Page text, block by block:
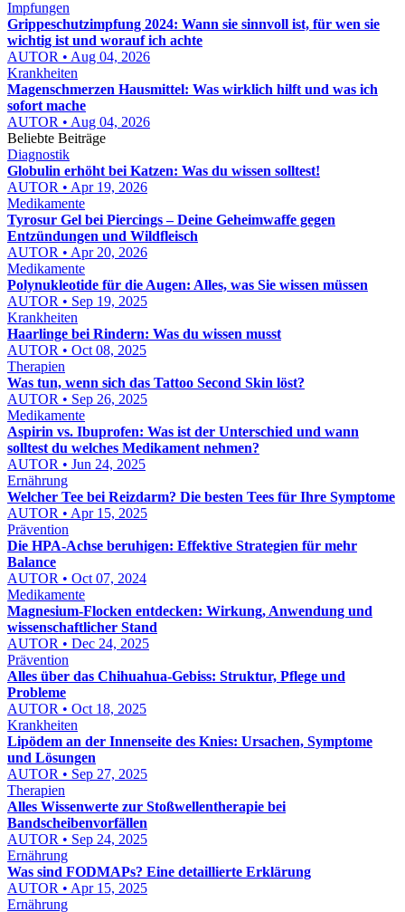
Impfungen
Grippeschutzimpfung 2024: Wann sie sinnvoll ist, für wen sie
wichtig ist und worauf ich achte
AUTOR • Aug 04, 2026
Krankheiten
Magenschmerzen Hausmittel: Was wirklich hilft und was ich
sofort mache
AUTOR • Aug 04, 2026
Beliebte Beiträge
Diagnostik
Globulin erhöht bei Katzen: Was du wissen solltest!
AUTOR • Apr 19, 2026
Medikamente
Tyrosur Gel bei Piercings – Deine Geheimwaffe gegen
Entzündungen und Wildfleisch
AUTOR • Apr 20, 2026
Medikamente
Polynukleotide für die Augen: Alles, was Sie wissen müssen
AUTOR • Sep 19, 2025
Krankheiten
Haarlinge bei Rindern: Was du wissen musst
AUTOR • Oct 08, 2025
Therapien
Was tun, wenn sich das Tattoo Second Skin löst?
AUTOR • Sep 26, 2025
Medikamente
Aspirin vs. Ibuprofen: Was ist der Unterschied und wann
solltest du welches Medikament nehmen?
AUTOR • Jun 24, 2025
Ernährung
Welcher Tee bei Reizdarm? Die besten Tees für Ihre Symptome
AUTOR • Apr 15, 2025
Prävention
Die HPA-Achse beruhigen: Effektive Strategien für mehr
Balance
AUTOR • Oct 07, 2024
Medikamente
Magnesium-Flocken entdecken: Wirkung, Anwendung und
wissenschaftlicher Stand
AUTOR • Dec 24, 2025
Prävention
Alles über das Chihuahua-Gebiss: Struktur, Pflege und
Probleme
AUTOR • Oct 18, 2025
Krankheiten
Lipödem an der Innenseite des Knies: Ursachen, Symptome
und Lösungen
AUTOR • Sep 27, 2025
Therapien
Alles Wissenwerte zur Stoßwellentherapie bei
Bandscheibenvorfällen
AUTOR • Sep 24, 2025
Ernährung
Was sind FODMAPs? Eine detaillierte Erklärung
AUTOR • Apr 15, 2025
Ernährung